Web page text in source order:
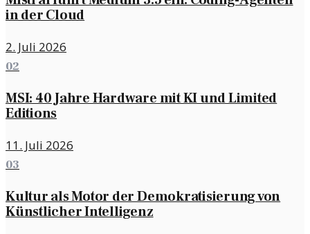
in der Cloud
2. Juli 2026
02
MSI: 40 Jahre Hardware mit KI und Limited
Editions
11. Juli 2026
03
Kultur als Motor der Demokratisierung von
Künstlicher Intelligenz